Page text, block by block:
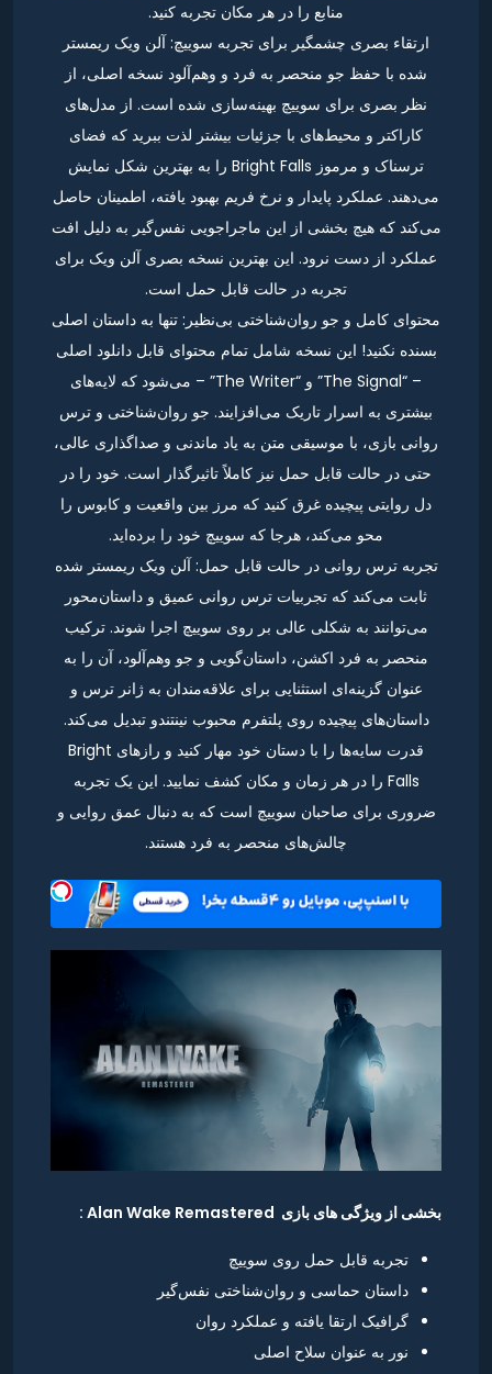
منابع را در هر مکان تجربه کنید.
ارتقاء بصری چشمگیر برای تجربه سوییچ: آلن ویک ریمستر
شده با حفظ جو منحصر به فرد و وهم‌آلود نسخه اصلی، از
نظر بصری برای سوییچ بهینه‌سازی شده است. از مدل‌های
کاراکتر و محیط‌های با جزئیات بیشتر لذت ببرید که فضای
ترسناک و مرموز Bright Falls را به بهترین شکل نمایش
می‌دهند. عملکرد پایدار و نرخ فریم بهبود یافته، اطمینان حاصل
می‌کند که هیچ بخشی از این ماجراجویی نفس‌گیر به دلیل افت
عملکرد از دست نرود. این بهترین نسخه بصری آلن ویک برای
تجربه در حالت قابل حمل است.
محتوای کامل و جو روان‌شناختی بی‌نظیر: تنها به داستان اصلی
بسنده نکنید! این نسخه شامل تمام محتوای قابل دانلود اصلی
– “The Signal” و “The Writer” – می‌شود که لایه‌های
بیشتری به اسرار تاریک می‌افزایند. جو روان‌شناختی و ترس
روانی بازی، با موسیقی متن به یاد ماندنی و صداگذاری عالی،
حتی در حالت قابل حمل نیز کاملاً تاثیرگذار است. خود را در
دل روایتی پیچیده غرق کنید که مرز بین واقعیت و کابوس را
محو می‌کند، هرجا که سوییچ خود را برده‌اید.
تجربه ترس روانی در حالت قابل حمل: آلن ویک ریمستر شده
ثابت می‌کند که تجربیات ترس روانی عمیق و داستان‌محور
می‌توانند به شکلی عالی بر روی سوییچ اجرا شوند. ترکیب
منحصر به فرد اکشن، داستان‌گویی و جو وهم‌آلود، آن را به
عنوان گزینه‌ای استثنایی برای علاقه‌مندان به ژانر ترس و
داستان‌های پیچیده روی پلتفرم محبوب نینتندو تبدیل می‌کند.
قدرت سایه‌ها را با دستان خود مهار کنید و رازهای Bright
Falls را در هر زمان و مکان کشف نمایید. این یک تجربه
ضروری برای صاحبان سوییچ است که به دنبال عمق روایی و
چالش‌های منحصر به فرد هستند.
بخشی از ویژگی های بازی Alan Wake Remastered :
تجربه قابل حمل روی سوییچ
داستان حماسی و روان‌شناختی نفس‌گیر
گرافیک ارتقا یافته و عملکرد روان
نور به عنوان سلاح اصلی